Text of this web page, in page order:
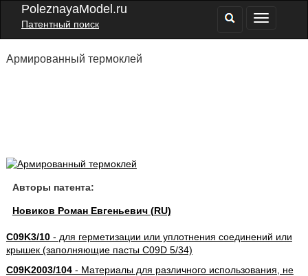
PoleznayaModel.ru
Патентный поиск
Армированный термоклей
Авторы патента:
Новиков Роман Евгеньевич (RU)
C09K3/10- для герметизации или уплотнения соединений или
крышек (заполняющие пасты C09D 5/34)
C09K2003/104- Материалы для различного использования, не